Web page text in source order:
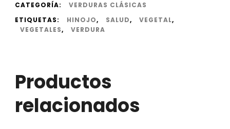
CATEGORÍA:
VERDURAS CLÁSICAS
ETIQUETAS:
HINOJO, SALUD, VEGETAL,
VEGETALES, VERDURA
Productos
relacionados